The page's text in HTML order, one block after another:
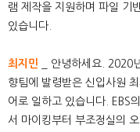
램 제작을 지원하며 파일 기
있습니다.
최지민 _ 안녕하세요. 2020
향팀에 발령받은 신입사원
어로 일하고 있습니다. EBS
서 마이킹부터 부조정실의